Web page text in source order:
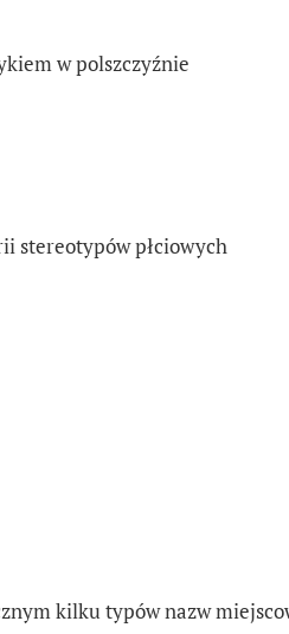
w polszczyźnie
stereotypów płciowych
kilku typów nazw